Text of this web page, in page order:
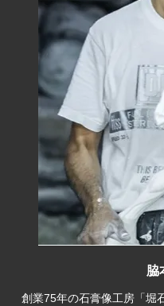
創業75年の石膏像工房「堀